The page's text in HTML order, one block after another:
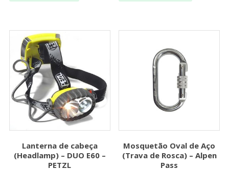
Lanterna de cabeça
(Headlamp) – DUO E60 –
PETZL
Mosquetão Oval de Aço
(Trava de Rosca) – Alpen
Pass